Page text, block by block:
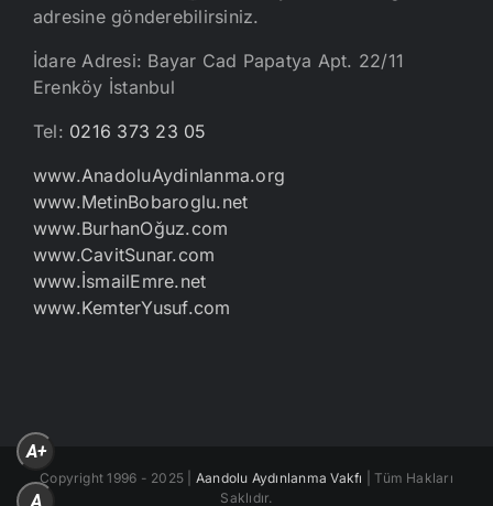
adresine gönderebilirsiniz.
İdare Adresi: Bayar Cad Papatya Apt. 22/11
Erenköy İstanbul
Tel: 0216 373 23 05
www.AnadoluAydinlanma.org
www.MetinBobaroglu.net
www.BurhanOğuz.com
www.CavitSunar.com
www.İsmailEmre.net
www.KemterYusuf.com
Copyright 1996 - 2025 | Aandolu Aydınlanma Vakfı
| Tüm Hakları
Saklıdır.
A+
A